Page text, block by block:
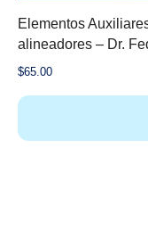
Elementos
alineadores – Dr.
$65.00